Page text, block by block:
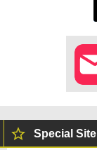
Special Site